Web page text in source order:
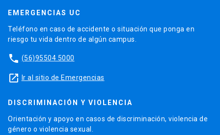
EMERGENCIAS UC
Teléfono en caso de accidente o situación que ponga en
riesgo tu vida dentro de algún campus.
phone (56)95504 5000
launch Ir al sitio de Emergencias
DISCRIMINACIÓN Y VIOLENCIA
Orientación y apoyo en casos de discriminación, violencia de
género o violencia sexual.